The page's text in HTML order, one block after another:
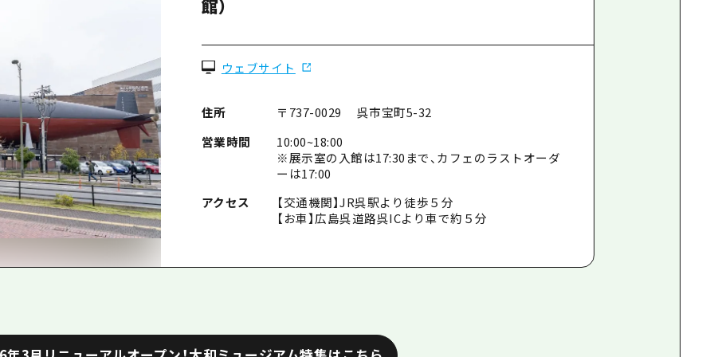
館）
ウェブサイト
住所
〒737-0029 呉市宝町5-32
営業時間
10:00~18:00
※展示室の入館は17:30まで、カフェのラストオーダ
ーは17:00
アクセス
【交通機関】JR呉駅より徒歩５分
【お車】広島呉道路呉ICより車で約５分